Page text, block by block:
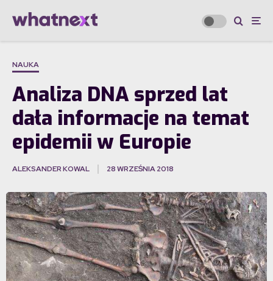
NAUKA
Analiza DNA sprzed lat
dała informacje na temat
epidemii w Europie
ALEKSANDER KOWAL 28 WRZEŚNIA 2018